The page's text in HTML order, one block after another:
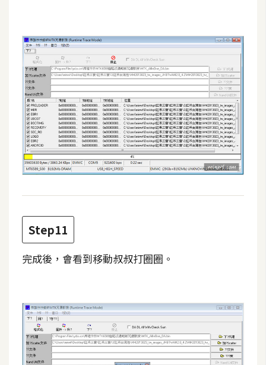
開
發
熱
門
文
章
導
覽
提
案
Step11
完成後，會看到移動叔叔打圈圈。